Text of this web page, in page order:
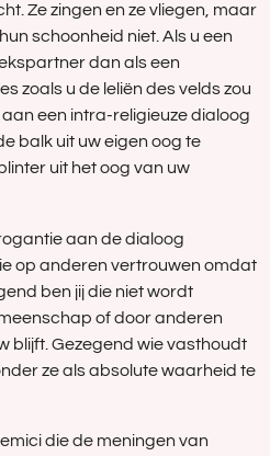
Ze zingen en ze vliegen, maar
schoonheid niet. Als u een
dan als een
zoals u de leliën des velds zou
een intra-religieuze dialoog
balk uit uw eigen oog te
uit het oog van uw
aan de dialoog
op anderen vertrouwen omdat
ben jij die niet wordt
of door anderen
blijft. Gezegend wie vasthoudt
ze als absolute waarheid te
die de meningen van